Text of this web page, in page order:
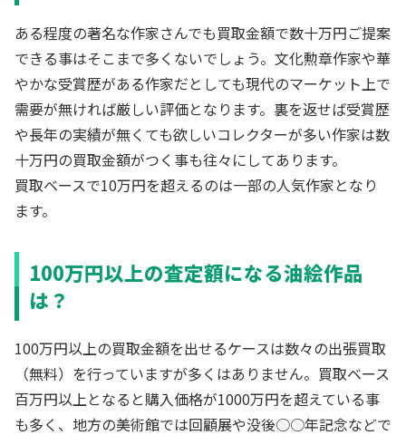
ある程度の著名な作家さんでも買取金額で数十万円ご提案
できる事はそこまで多くないでしょう。文化勲章作家や華
やかな受賞歴がある作家だとしても現代のマーケット上で
需要が無ければ厳しい評価となります。裏を返せば受賞歴
や長年の実績が無くても欲しいコレクターが多い作家は数
十万円の買取金額がつく事も往々にしてあります。
買取ベースで10万円を超えるのは一部の人気作家となり
ます。
100万円以上の査定額になる油絵作品
は？
100万円以上の買取金額を出せるケースは数々の出張買取
（無料）を行っていますが多くはありません。買取ベース
百万円以上となると購入価格が1000万円を超えている事
も多く、地方の美術館では回顧展や没後○○年記念などで